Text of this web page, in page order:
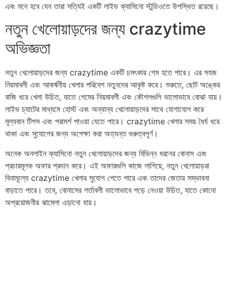
এবং মনে হবে যেন তারা সত্যিই একটি লাইভ ক্যাসিনো স্টুডিওতে উপস্থিত রয়েছে।
নতুন খেলোয়াড়দের জন্য crazytime
অভিজ্ঞতা
নতুন খেলোয়াড়দের জন্য crazytime একটি চমৎকার গেম হতে পারে। এর সহজ
নিয়মাবলী এবং আকর্ষনীয় খেলার পরিবেশ নতুনদের আকৃষ্ট করে। শুরুতে, ছোট অঙ্কের
বাজি ধরে খেলা উচিত, যাতে গেমের নিয়মাবলী এবং কৌশলগুলি ভালোভাবে বোঝা যায়।
লাইভ চ্যাটের মাধ্যমে হোস্ট এবং অন্যান্য খেলোয়াড়দের সাথে যোগাযোগ করে
মূল্যবান টিপস এবং পরামর্শ পাওয়া যেতে পারে। crazytime খেলার সময় ধৈর্য ধরে
থাকা এবং সুযোগের জন্য অপেক্ষা করা অত্যন্ত গুরুত্বপূর্ণ।
অনেক অনলাইন ক্যাসিনো নতুন খেলোয়াড়দের জন্য বিভিন্ন ধরনের বোনাস এবং
প্রচারমূলক অফার প্রদান করে। এই অফারগুলি কাজে লাগিয়ে, নতুন খেলোয়াড়রা
বিনামূল্যে crazytime খেলার সুযোগ পেতে পারে এবং তাদের জেতার সম্ভাবনা
বাড়াতে পারে। তবে, বোনাসের শর্তাবলী ভালোভাবে পড়ে নেওয়া উচিত, যাতে কোনো
অপ্রয়োজনীয় ঝামেলা এড়ানো যায়।